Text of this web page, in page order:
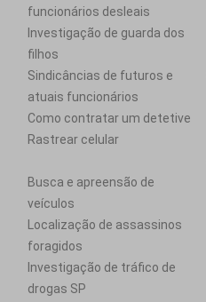
funcionários desleais
Investigação de guarda dos
filhos
Sindicâncias de futuros e
atuais funcionários
Como contratar um detetive
Rastrear celular
Busca e apreensão de
veículos
Localização de assassinos
foragidos
Investigação de tráfico de
drogas SP